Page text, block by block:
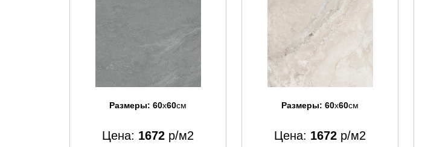
Размеры: 60x60см
Цена: 1672р/м2
Размеры: 60x60см
Цена: 1672р/м2